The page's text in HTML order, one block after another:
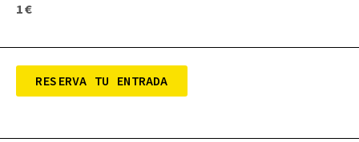
1€
RESERVA TU ENTRADA